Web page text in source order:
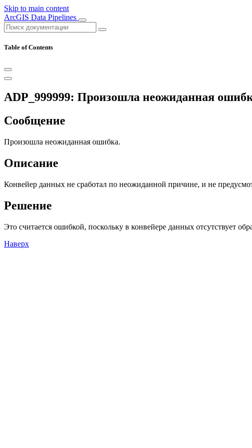
Skip to main content
ArcGIS Data Pipelines
Table of Contents
ADP_999999: Произошла неожиданная
Сообщение
Произошла неожиданная ошибка.
Описание
Конвейер данных не сработал по неожиданной причине, и не
Решение
Это считается ошибкой, поскольку в конвейере данных отсутствует
Наверх